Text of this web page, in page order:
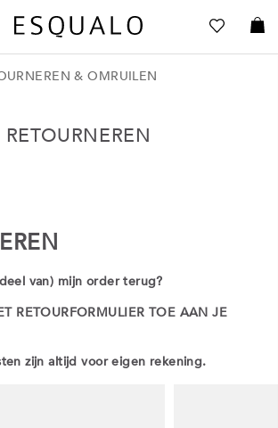
& OMRUILEN
RETOURNEREN
van) mijn order terug?
RETOURFORMULIER TOE AAN JE
zijn altijd voor eigen rekening.